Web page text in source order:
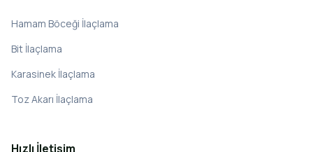
Hamam Böceği İlaçlama
Bit İlaçlama
Karasinek İlaçlama
Toz Akarı İlaçlama
Hızlı İletişim